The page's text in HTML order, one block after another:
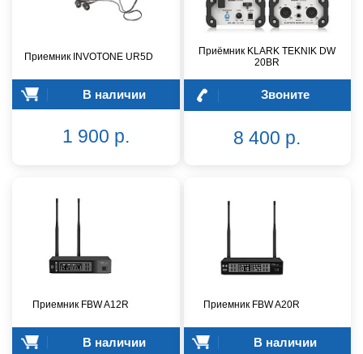
Приемник INVOTONE UR5D
В наличии
1 900 р.
Приёмник KLARK TEKNIK DW
20BR
Звоните
8 400 р.
Приемник FBW A12R
В наличии
Приемник FBW A20R
В наличии